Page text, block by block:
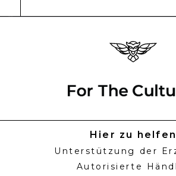
Hier zu helfen
Unterstützung der
Autorisierte